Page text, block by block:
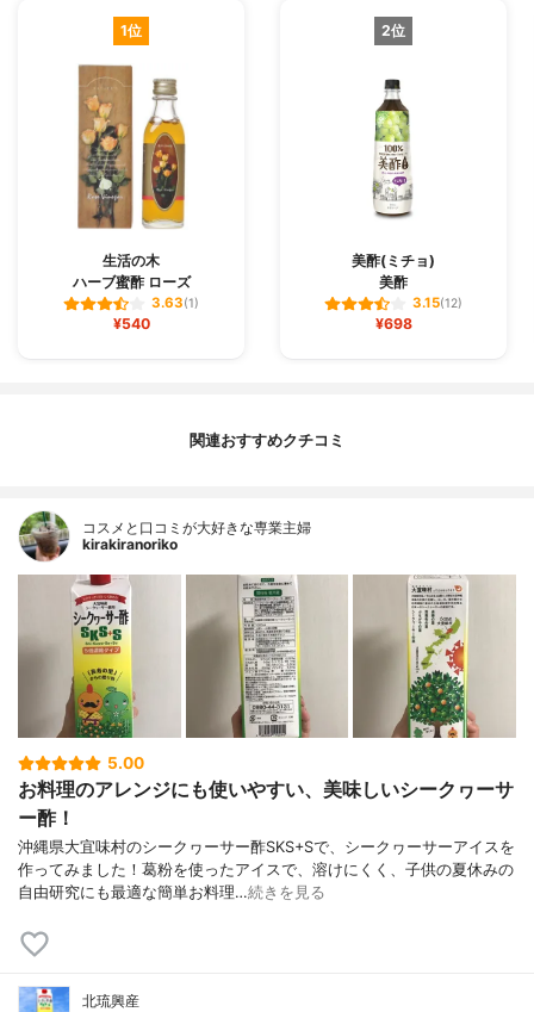
1位
生活の木
ハーブ蜜酢 ローズ
3.63(1)
¥540
2位
美酢(ミチョ)
美酢
3.15(12)
¥698
関連おすすめクチコミ
コスメと口コミが大好きな専業主婦
kirakiranoriko
5.00
お料理のアレンジにも使いやすい、美味しいシークヮーサ
ー酢！
沖縄県大宜味村のシークヮーサー酢SKS+Sで、シークヮーサーアイスを
作ってみました！葛粉を使ったアイスで、溶けにくく、子供の夏休みの
自由研究にも最適な簡単お料理…続きを見る
北琉興産